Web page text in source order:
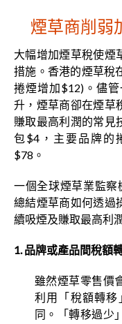
煙草商削弱
大幅增加煙草稅使煙
措施。香港的煙草稅
捲煙增加$12)。儘
升，煙草商卻在煙草
賺取最高利潤的常見
包$4，主要品牌的
$78。
一個全球煙草業監察
總結煙草商如何透過
續吸煙及賺取最高利
1. 品牌或產品間稅額
雖然煙草零售價
利用「稅額轉
同。「轉移過少